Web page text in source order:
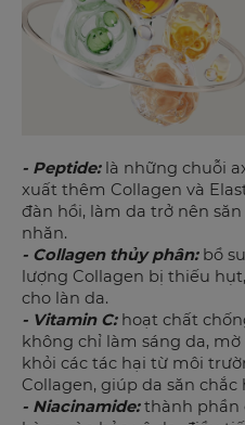
- Peptide:là những chuỗi
xuất thêm Collagen và
đàn hồi, làm da trở nên
nhăn.
- Collagen thủy phân:bổ
lượng Collagen bị thiếu
cho làn da.
- Vitamin C: hoạt chất
không chỉ làm sáng da,
khỏi các tác hại từ môi
Collagen, giúp da săn chắc
- Niacinamide:thành phần